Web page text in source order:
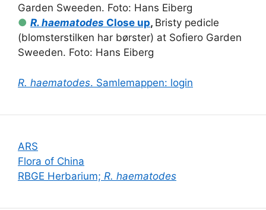
Garden Sweeden. Foto: Hans Eiberg
● R. haematodes Close up, Bristy pedicle
(blomsterstilken har børster) at Sofiero Garden
Sweeden. Foto: Hans Eiberg
R. haematodes. Samlemappen: login
ARS
Flora of China
RBGE Herbarium; R. haematodes